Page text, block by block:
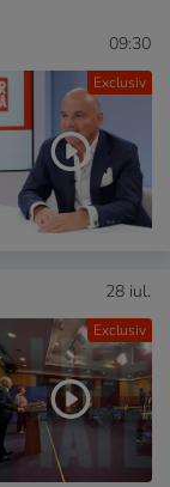
Exclusiv
09:30
Exclusiv
28 iul.